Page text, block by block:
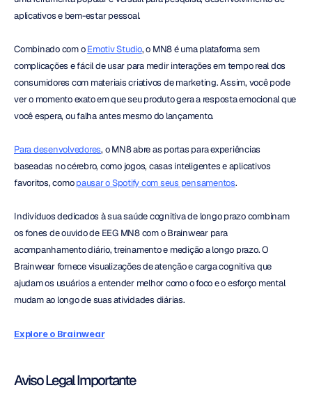
aplicativos e bem-estar pessoal.
Combinado com o Emotiv Studio, o MN8 é uma plataforma sem
complicações e fácil de usar para medir interações em tempo real dos
consumidores com materiais criativos de marketing. Assim, você pode
ver o momento exato em que seu produto gera a resposta emocional que
você espera, ou falha antes mesmo do lançamento.
Para desenvolvedores, o MN8 abre as portas para experiências
baseadas no cérebro, como jogos, casas inteligentes e aplicativos
favoritos, como pausar o Spotify com seus pensamentos.
Indivíduos dedicados à sua saúde cognitiva de longo prazo combinam
os fones de ouvido de EEG MN8 com o Brainwear para
acompanhamento diário, treinamento e medição a longo prazo. O
Brainwear fornece visualizações de atenção e carga cognitiva que
ajudam os usuários a entender melhor como o foco e o esforço mental
mudam ao longo de suas atividades diárias.
Explore o Brainwear
Aviso Legal Importante